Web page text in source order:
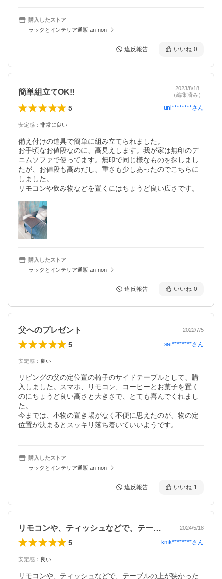
購入したストア
ラックとインテリア通販 an-non
違反報告 いいね 0
簡単組立てOK‼︎
2023/8/18
（編集済み）
5 uni********さん
安定感 ： 非常に良い
備え付けの道具で簡単に組み立てられました。
お手頃なお値段なのに、高見えします。我が家は無印のデ
ニムソファで使ってます。無印で同じ様なものを探しまし
たが、お値段も高めだし、重さも少しあったのでこちらに
しました。
購入したストア
ラックとインテリア通販 an-non
違反報告 いいね 0
父へのプレゼント 2022/7/5
5 sat********さん
安定感 ： 良い
リビングの父の定位置の椅子のサイドテーブルとして、購
入しました。スマホ、リモコン、コーヒーとお菓子を置く
のにちょうど良い高さと大きさで、とても喜んでくれまし
た。
今までは、小物の置き場がなく不便に思えたのが、物の定
位置が決まるとスッキリ落ち着いていいようです。
購入したストア
ラックとインテリア通販 an-non
違反報告 いいね 1
リモコンや、ティッシュなどで、テーブル… 2024/5/18
5 kmk********さん
安定感 ： 良い
リモコンや、ティッシュなどで、テーブルの上が狭かった